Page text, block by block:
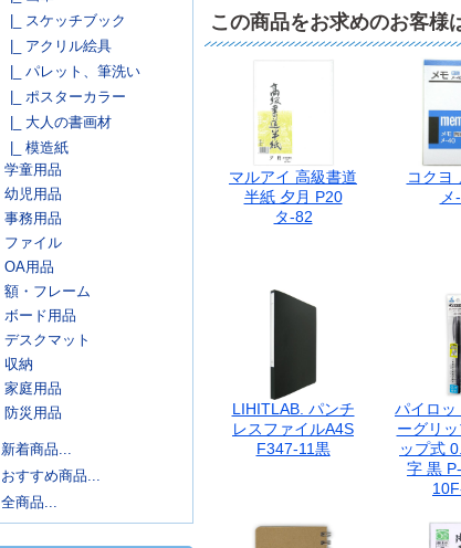
|_ スケッチブック
|_ アクリル絵具
|_ パレット、筆洗い
|_ ポスターカラー
|_ 大人の書画材
|_ 模造紙
学童用品
幼児用品
事務用品
ファイル
OA用品
額・フレーム
ボード用品
デスクマット
収納
家庭用品
防災用品
新着商品...
おすすめ商品...
全商品...
この商品をお求めのお客様
マルアイ 高級書道
半紙 夕月 P20
タ-82
コクヨ
メ
LIHITLAB. パンチ
レスファイルA4S
F347-11黒
パイロッ
ーグリ
ップ式
字 黒